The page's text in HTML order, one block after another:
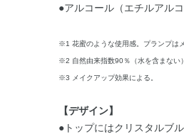
●アルコール（エチルアル
※1 花蜜のような使用感。プランプは
※2 自然由来指数90％（水を含まない
※3 メイクアップ効果による。
【デザイン】
●トップにはクリスタルブ